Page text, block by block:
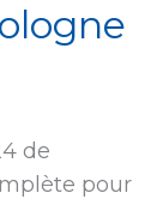
de
pour